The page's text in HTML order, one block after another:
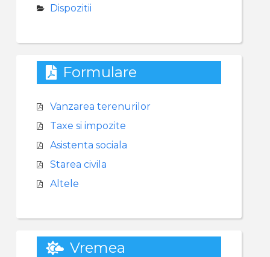
Dispozitii
Formulare
Vanzarea terenurilor
Taxe si impozite
Asistenta sociala
Starea civila
Altele
Vremea